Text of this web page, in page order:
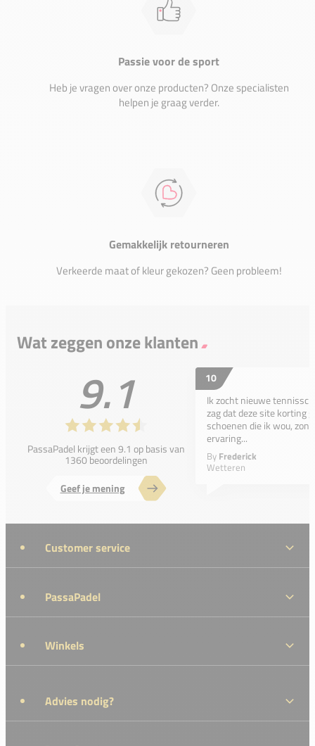
Passie voor de sport
Heb je vragen over onze producten? Onze specialisten
helpen je graag verder.
Gemakkelijk retourneren
Verkeerde maat of kleur gekozen? Geen probleem!
Wat zeggen onze klanten
9.1
PassaPadel krijgt een 9.1 op basis van
1360 beoordelingen
Geef je mening
10
Ik zocht nieuwe
zag dat deze site korting
schoenen die ik wou,
ervaring...
By Frederick
Wetteren
Customer service
PassaPadel
Winkels
Advies nodig?